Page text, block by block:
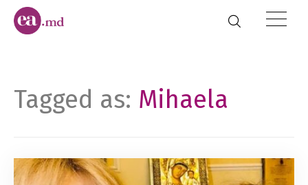
Tagged as: Mihaela